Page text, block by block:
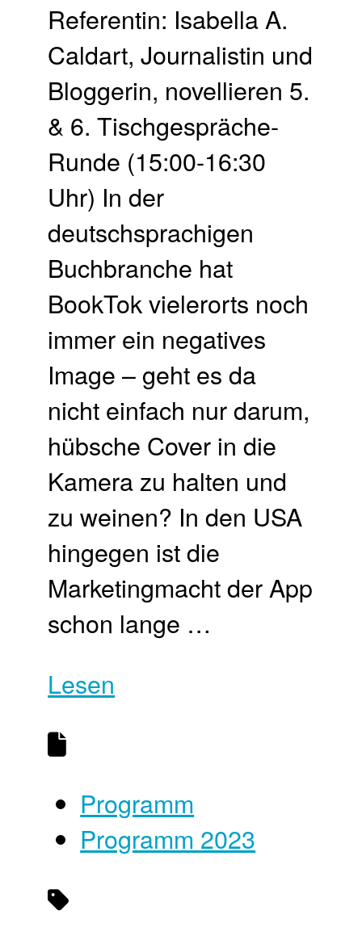
Referentin: Isabella A.
Caldart, Journalistin und
Bloggerin, novellieren 5.
& 6. Tischgespräche-
Runde (15:00-16:30
Uhr) In der
deutschsprachigen
Buchbranche hat
BookTok vielerorts noch
immer ein negatives
Image – geht es da
nicht einfach nur darum,
hübsche Cover in die
Kamera zu halten und
zu weinen? In den USA
hingegen ist die
Marketingmacht der App
schon lange …
Lesen
Programm
Programm 2023